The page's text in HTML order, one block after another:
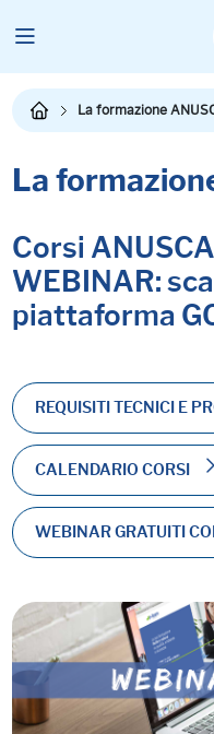
La formazione
La
Corsi
WEBINAR:
piattaforma
REQUISITI TECNICI E
CALENDARIO CORSI
WEBINAR GRATUITI